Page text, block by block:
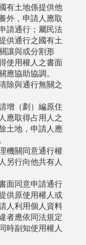
有土地係提供他
外，申請人應取
請通行；屬民法
供通行之國有土
讓與或分割形
使用權人之書面
應協助協調。
除與通行無關之
增（劃）編原住
應取得占用人之
土地，申請人應
機關同意通行權
另行向他共有人
面同意申請通行
供原使用權人或
人利用個人資料
者應依同法規定
時副知使用權人